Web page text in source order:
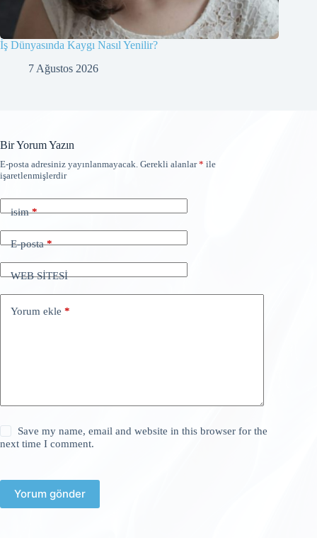
İş Dünyasında Kaygı Nasıl Yenilir?
7 Ağustos 2026
Bir Yorum Yazın
E-posta adresiniz yayınlanmayacak. Gerekli alanlar* ile
işaretlenmişlerdir
isim*
E-posta*
WEB SİTESİ
Yorum ekle *
Save my name, email and website in this browser for the
next time I comment.
Yorum gönder